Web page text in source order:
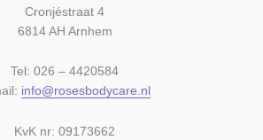
Cronjéstraat 4
6814 AH Arnhem
Tel: 026 – 4420584
info@rosesbodycare.nl
KvK nr: 09173662